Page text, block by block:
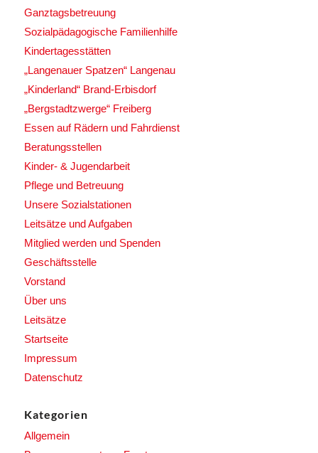
Ganztagsbetreuung
Sozialpädagogische Familienhilfe
Kindertagesstätten
„Langenauer Spatzen“ Langenau
„Kinderland“ Brand-Erbisdorf
„Bergstadtzwerge“ Freiberg
Essen auf Rädern und Fahrdienst
Beratungsstellen
Kinder- & Jugendarbeit
Pflege und Betreuung
Unsere Sozialstationen
Leitsätze und Aufgaben
Mitglied werden und Spenden
Geschäftsstelle
Vorstand
Über uns
Leitsätze
Startseite
Impressum
Datenschutz
Kategorien
Allgemein